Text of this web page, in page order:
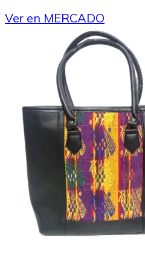
Ver en MERCADO